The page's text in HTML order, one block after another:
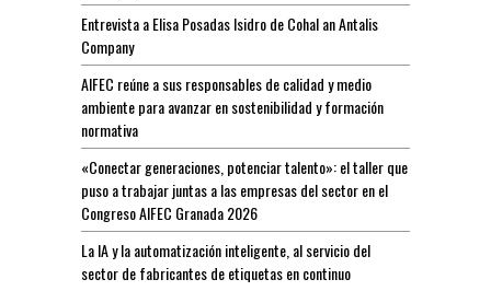
Entrevista a Elisa Posadas Isidro de Cohal an Antalis
Company
AIFEC reúne a sus responsables de calidad y medio
ambiente para avanzar en sostenibilidad y formación
normativa
«Conectar generaciones, potenciar talento»: el taller que
puso a trabajar juntas a las empresas del sector en el
Congreso AIFEC Granada 2026
La IA y la automatización inteligente, al servicio del
sector de fabricantes de etiquetas en continuo